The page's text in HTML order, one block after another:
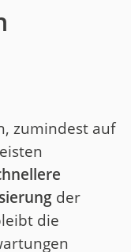
zumindest auf
der
die